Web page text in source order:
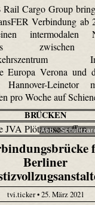
Cargo Group
Verbindung ab
intermodalen
Europa Verona und
Hannover-Leinetor
pro Woche auf
BRÜCKEN
Abb.:
Berliner
tvi.ticker • 25. März 2021